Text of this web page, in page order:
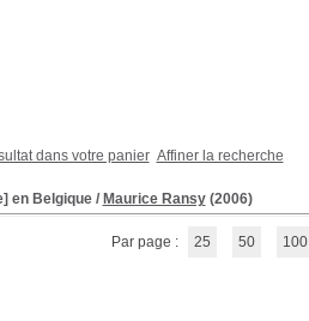
dans votre panier Affiner la recherche
en Belgique/ Maurice Ransy(2006)
Par page : 25 50 100